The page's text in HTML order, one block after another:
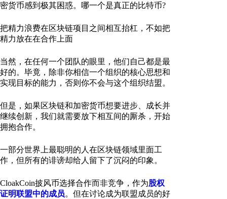
密货币感到极其困惑。哪一个是真正的比特币?
把精力浪费在区块链项目之间相互抬杠，不如把
精力放在在合作上面
当然，在任何一个团队的眼里，他们自己都是最
好的。毕竟，除非你相信一个组织的核心思想和
实现目标的能力，否则你不会与这个组织结盟。
但是，如果区块链和加密货币想要进步、成长并
继续创新，我们就需要放下相互间的厮杀，开始
拥抱合作。
一部分世界上最聪明的人在区块链领域里面工
作，但所有的诽谤却给人留下了沉闷的印象。
CloakCoin披风币选择合作而非竞争，作为股权
证明联盟中的成员。但在讨论成为联盟成员的好